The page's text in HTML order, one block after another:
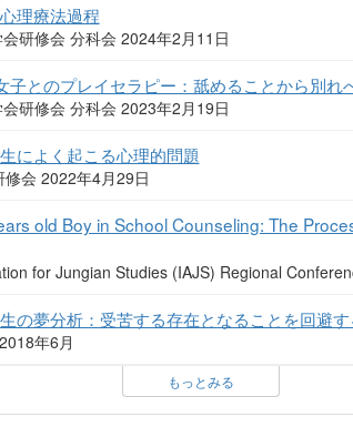
理療法過程
研修会 分科会 2024年2月11日
とのプレイセラピー：舐めることから別れ
研修会 分科会 2023年2月19日
によく起こる心理的問題
会 2022年4月29日
old Boy in School Counseling: The
for Jungian Studies (IAJS) Regional
の夢分析：受苦する存在となることを回避
年6月
もっとみる